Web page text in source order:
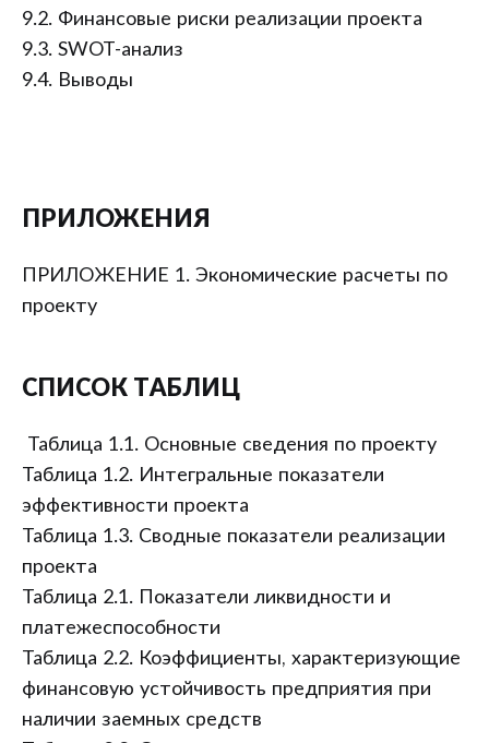
9.2. Финансовые риски реализации проекта
9.3. SWOT-анализ
9.4. Выводы
ПРИЛОЖЕНИЯ
ПРИЛОЖЕНИЕ 1. Экономические расчеты по
проекту
СПИСОК ТАБЛИЦ
Таблица 1.1. Основные сведения по проекту
Таблица 1.2. Интегральные показатели
эффективности проекта
Таблица 1.3. Сводные показатели реализации
проекта
Таблица 2.1. Показатели ликвидности и
платежеспособности
Таблица 2.2. Коэффициенты, характеризующие
финансовую устойчивость предприятия при
наличии заемных средств